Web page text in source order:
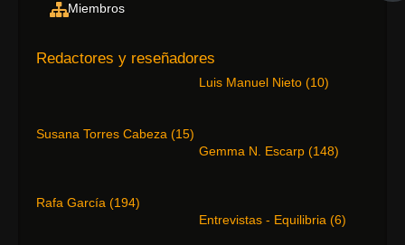
Miembros
Redactores y reseñadores
Luis Manuel Nieto (10)
Susana Torres Cabeza (15)
Gemma N. Escarp (148)
Rafa García (194)
Entrevistas - Equilibria (6)